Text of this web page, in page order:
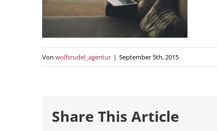
Von wolfsrudel_agentur | September 5th, 2015
Share This Article